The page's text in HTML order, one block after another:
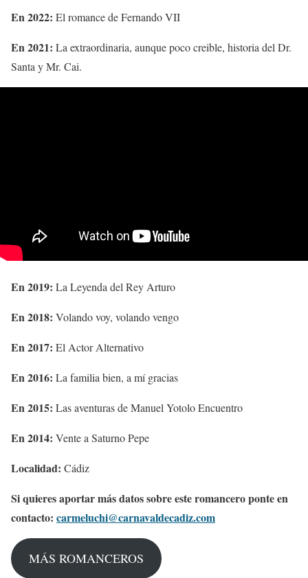
En 2022: El romance de Fernando VII
En 2021: La extraordinaria, aunque poco creible, historia del Dr.
Santa y Mr. Cai.
En 2019: La Leyenda del Rey Arturo
En 2018: Volando voy, volando vengo
En 2017: El Actor Alternativo
En 2016: La familia bien, a mí gracias
En 2015: Las aventuras de Manuel Yotolo Encuentro
En 2014: Vente a Saturno Pepe
Localidad: Cádiz
Si quieres aportar más datos sobre este romancero ponte en
contacto: carmeluchi@carnavaldecadiz.com
MÁS ROMANCEROS